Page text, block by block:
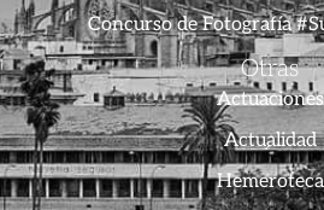
Concurso de Fotografía
Otras
Actuaciones
Actualidad
Hemeroteca